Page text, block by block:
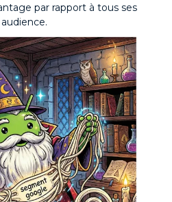
par rapport à tous ses